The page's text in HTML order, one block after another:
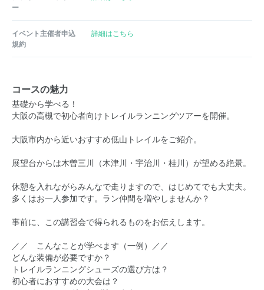
ー
イベント主催者申込
規約
詳細はこちら
コースの魅力
基礎から学べる！
大阪の高槻で初心者向けトレイルランニングツアーを開催。
大阪市内から近いおすすめ低山トレイルをご紹介。
展望台からは木曽三川（木津川・宇治川・桂川）が望める絶景。
休憩を入れながらみんなで走りますので、はじめてでも大丈夫。
多くはお一人参加です。ラン仲間を増やしませんか？
事前に、この講習会で得られるものをお伝えします。
／／ こんなことが学べます（一例）／／
どんな装備が必要ですか？
トレイルランニングシューズの選び方は？
初心者におすすめの大会は？